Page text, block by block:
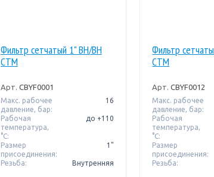
Фильтр сетчатый 1" ВН/ВН
СТМ
Арт. CBYF0001
Макс. рабочее
давление, бар:
16
Рабочая
температура,
°C:
до +110
Размер
присоединения:
1"
Резьба: Внутренняя
Фильтр
СТМ
Арт. CBYF0012
Макс. рабочее
давление, бар:
Рабочая
температура,
°C:
Размер
присоединения:
Резьба: